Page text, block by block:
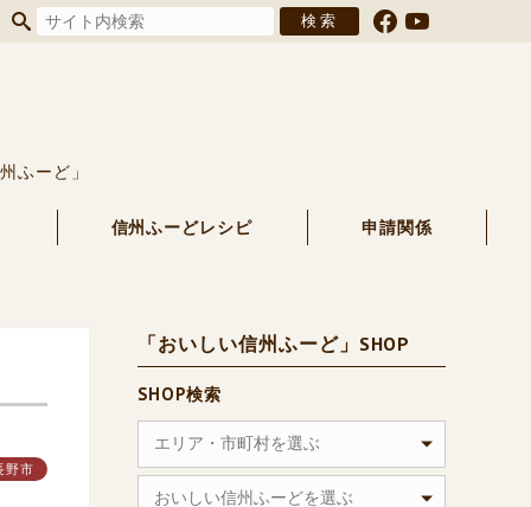
ふーど」
信州ふーどレシピ 申請関係
野市
「おいしい信州ふーど」SHOP
SHOP検索
エリア・市町村を選ぶ
おいしい信州ふーどを選ぶ